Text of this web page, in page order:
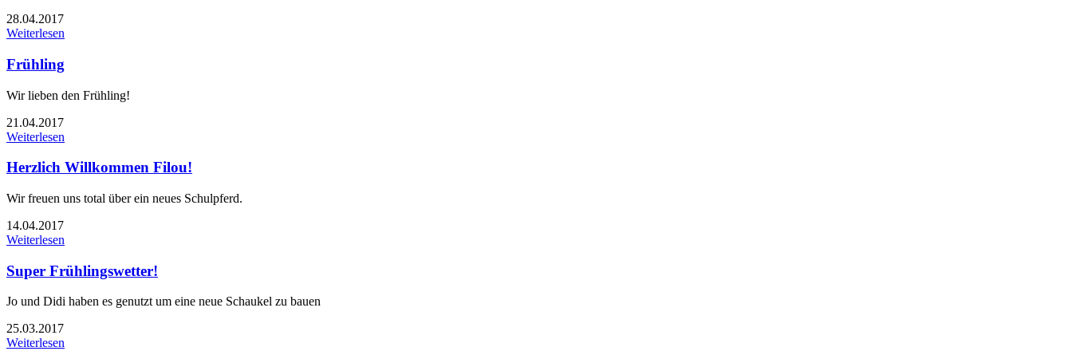
28.04.2017
Weiterlesen
Frühling
Wir lieben den Frühling!
21.04.2017
Weiterlesen
Herzlich Willkommen Filou!
Wir freuen uns total über ein neues Schulpferd.
14.04.2017
Weiterlesen
Super Frühlingswetter!
Jo und Didi haben es genutzt um eine neue Schaukel zu bauen
25.03.2017
Weiterlesen